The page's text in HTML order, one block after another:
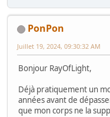
PonPon
Juillet 19, 2024, 09:30:32 AM
Bonjour RayOfLight,
Déjà pratiquement un
années avant de
que mon corps ne la